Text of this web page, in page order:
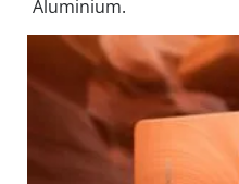
Aluminium.